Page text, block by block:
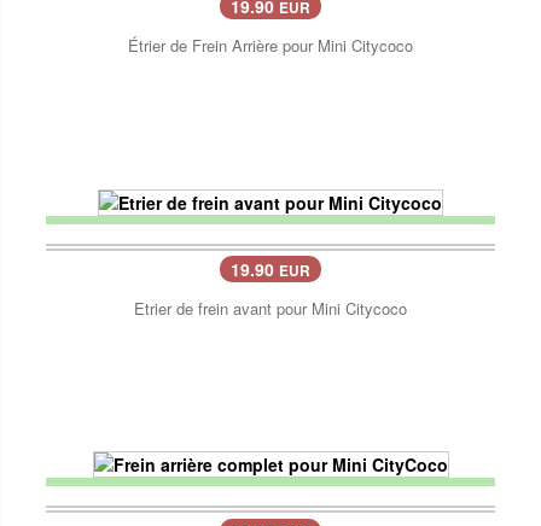
19.90 EUR
Étrier de Frein Arrière pour Mini Citycoco
19.90 EUR
Etrier de frein avant pour Mini Citycoco